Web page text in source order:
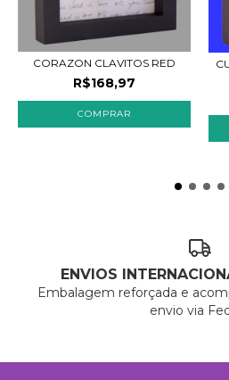
CORAZON CLAVITOS RED
R$168,97
COMPRAR
ENVIOS
Embalagem reforçada e
envio via